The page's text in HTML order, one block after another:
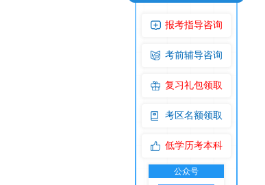
报考指导咨询
考前辅导咨询
复习礼包领取
考区名额领取
低学历考本科
公众号